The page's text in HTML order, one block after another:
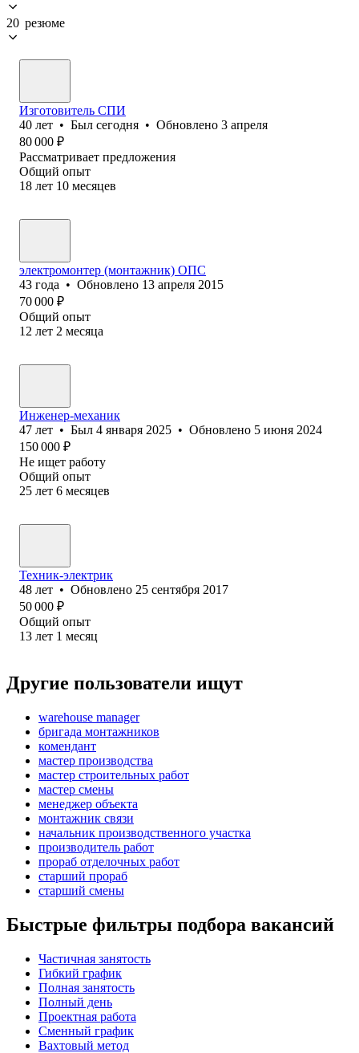
20 резюме
Изготовитель СПИ
40 лет • Был сегодня • Обновлено 3 апреля
80 000 ₽
Рассматривает предложения
Общий опыт
18 лет 10 месяцев
электромонтер (монтажник) ОПС
43 года • Обновлено 13 апреля 2015
70 000 ₽
Общий опыт
12 лет 2 месяца
Инженер-механик
47 лет • Был 4 января 2025 • Обновлено 5 июня 2024
150 000 ₽
Не ищет работу
Общий опыт
25 лет 6 месяцев
Техник-электрик
48 лет • Обновлено 25 сентября 2017
50 000 ₽
Общий опыт
13 лет 1 месяц
Другие пользователи ищут
warehouse manager
бригада монтажников
комендант
мастер производства
мастер строительных работ
мастер смены
менеджер объекта
монтажник связи
начальник производственного участка
производитель работ
прораб отделочных работ
старший прораб
старший смены
Быстрые фильтры подбора вакансий
Частичная занятость
Гибкий график
Полная занятость
Полный день
Проектная работа
Сменный график
Вахтовый метод